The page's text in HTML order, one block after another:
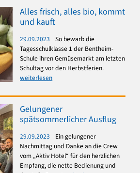
Alles frisch, alles bio, kommt
und kauft
29.09.2023
So bewarb die
Tagesschulklasse 1 der Bentheim-
Schule ihren Gemüsemarkt am letzten
Schultag vor den Herbstferien.
weiterlesen
Gelungener
spätsommerlicher Ausflug
29.09.2023
Ein gelungener
Nachmittag und Danke an die Crew
vom „Aktiv Hotel“ für den herzlichen
Empfang, die nette Bedienung und